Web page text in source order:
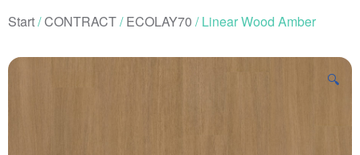
Start/CONTRACT/ECOLAY70 / Linear Wood Amber
🔍